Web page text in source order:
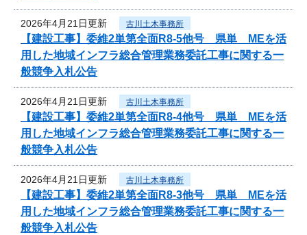
2026年4月21日更新 古川土木事務所
【建設工事】委維2単第全面R8-5他号 県単 MEを活
用した地域インフラ総合管理業務委託工事に関する一
般競争入札公告
2026年4月21日更新 古川土木事務所
【建設工事】委維2単第全面R8-4他号 県単 MEを活
用した地域インフラ総合管理業務委託工事に関する一
般競争入札公告
2026年4月21日更新 古川土木事務所
【建設工事】委維2単第全面R8-3他号 県単 MEを活
用した地域インフラ総合管理業務委託工事に関する一
般競争入札公告